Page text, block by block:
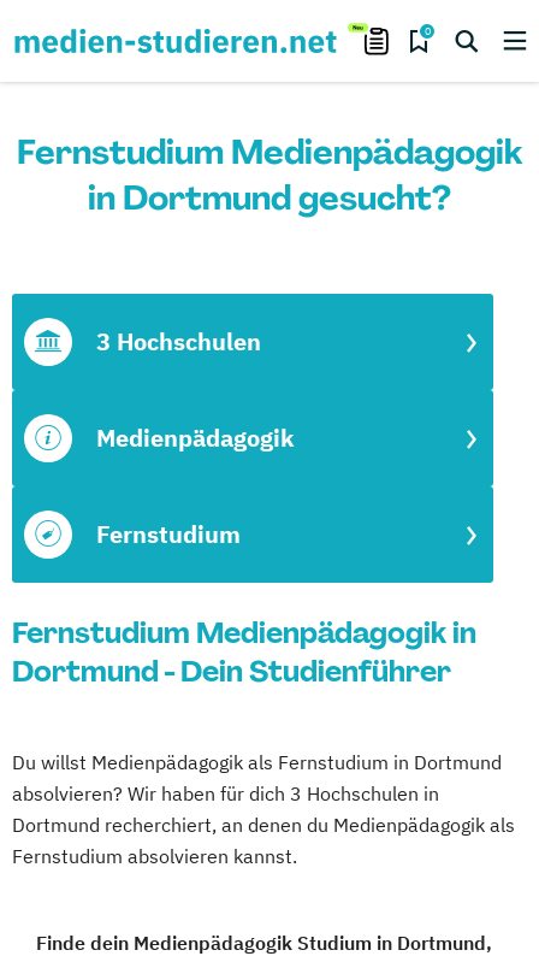
0
Fernstudium Medienpädagogik
in Dortmund gesucht?
Fernstudium
Medienpädagogik
3 Hochschulen
Fernstudium Medienpädagogik in
Dortmund - Dein Studienführer
Du willst Medienpädagogik als Fernstudium in Dortmund
absolvieren? Wir haben für dich 3 Hochschulen in
Dortmund recherchiert, an denen du Medienpädagogik als
Fernstudium absolvieren kannst.
Finde dein Medienpädagogik Studium in Dortmund,